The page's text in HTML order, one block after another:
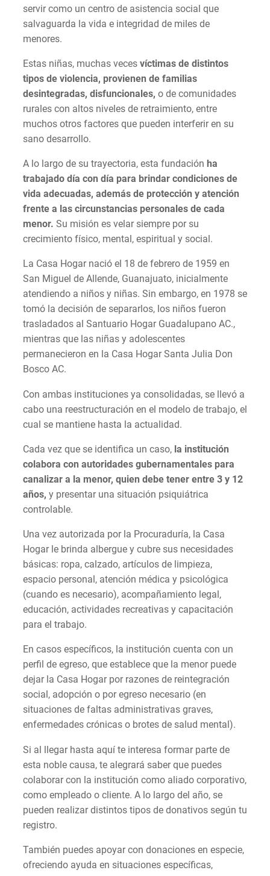
servir como un centro de asistencia social que
salvaguarda la vida e integridad de miles de
menores.
Estas niñas, muchas veces víctimas de distintos
tipos de violencia, provienen de familias
desintegradas, disfuncionales, o de comunidades
rurales con altos niveles de retraimiento, entre
muchos otros factores que pueden interferir en su
sano desarrollo.
A lo largo de su trayectoria, esta fundación ha
trabajado día con día para brindar condiciones de
vida adecuadas, además de protección y atención
frente a las circunstancias personales de cada
menor. Su misión es velar siempre por su
crecimiento físico, mental, espiritual y social.
La Casa Hogar nació el 18 de febrero de 1959 en
San Miguel de Allende, Guanajuato, inicialmente
atendiendo a niños y niñas. Sin embargo, en 1978 se
tomó la decisión de separarlos, los niños fueron
trasladados al Santuario Hogar Guadalupano AC.,
mientras que las niñas y adolescentes
permanecieron en la Casa Hogar Santa Julia Don
Bosco AC.
Con ambas instituciones ya consolidadas, se llevó a
cabo una reestructuración en el modelo de trabajo, el
cual se mantiene hasta la actualidad.
Cada vez que se identifica un caso, la institución
colabora con autoridades gubernamentales para
canalizar a la menor, quien debe tener entre 3 y 12
años, y presentar una situación psiquiátrica
controlable.
Una vez autorizada por la Procuraduría, la Casa
Hogar le brinda albergue y cubre sus necesidades
básicas: ropa, calzado, artículos de limpieza,
espacio personal, atención médica y psicológica
(cuando es necesario), acompañamiento legal,
educación, actividades recreativas y capacitación
para el trabajo.
En casos específicos, la institución cuenta con un
perfil de egreso, que establece que la menor puede
dejar la Casa Hogar por razones de reintegración
social, adopción o por egreso necesario (en
situaciones de faltas administrativas graves,
enfermedades crónicas o brotes de salud mental).
Si al llegar hasta aquí te interesa formar parte de
esta noble causa, te alegrará saber que puedes
colaborar con la institución como aliado corporativo,
como empleado o cliente. A lo largo del año, se
pueden realizar distintos tipos de donativos según tu
registro.
También puedes apoyar con donaciones en especie,
ofreciendo ayuda en situaciones específicas,